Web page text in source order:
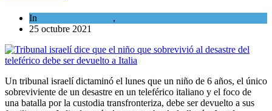
In ,
25 octubre 2021
Un tribunal israelí dictaminó el lunes que un niño de 6 años, el único
sobreviviente de un desastre en un teleférico italiano y el foco de
una batalla por la custodia transfronteriza, debe ser devuelto a sus